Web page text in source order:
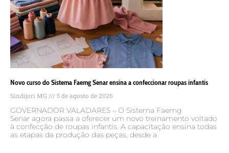
Novo curso do Sistema Faemg Senar ensina a confeccionar roupas infantis
Sindijori MG 5 de agosto de 2026
GOVERNADOR VALADARES – O Sistema Faemg
Senar agora passa a oferecer um novo treinamento voltado
à confecção de roupas infantis. A capacitação ensina todas
as etapas da produção das peças, desde a